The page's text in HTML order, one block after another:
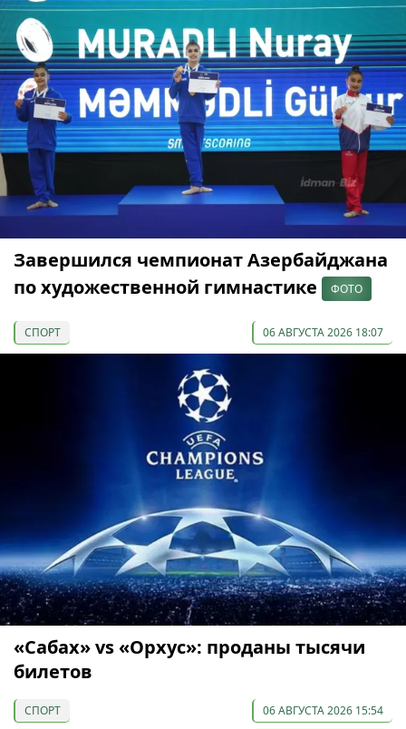
Завершился чемпионат Азербайджана
по художественной гимнастике
ФОТО
СПОРТ 06 АВГУСТА 2026 18:07
«Сабах» vs «Орхус»: проданы тысячи
билетов
СПОРТ 06 АВГУСТА 2026 15:54